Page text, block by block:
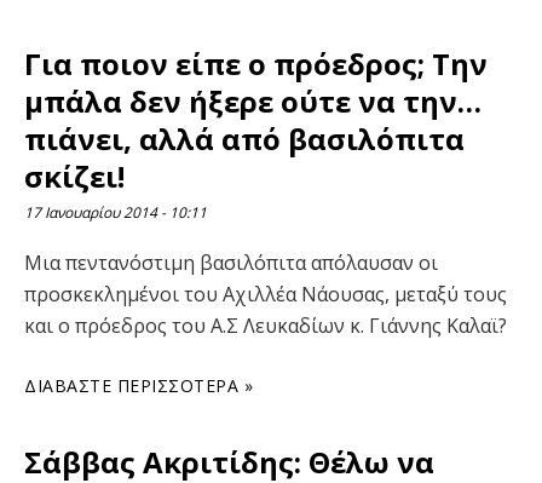
Για ποιον είπε ο πρόεδρος; Την
μπάλα δεν ήξερε ούτε να την…
πιάνει, αλλά από βασιλόπιτα
σκίζει!
17 Ιανουαρίου 2014 10:11
Μια πεντανόστιμη βασιλόπιτα απόλαυσαν οι
προσκεκλημένοι του Αχιλλέα Νάουσας, μεταξύ τους
και ο πρόεδρος του Α.Σ Λευκαδίων κ. Γιάννης Καλαϊ?
ΔΙΑΒΆΣΤΕ ΠΕΡΙΣΣΌΤΕΡΑ »
Σάββας Ακριτίδης: Θέλω να